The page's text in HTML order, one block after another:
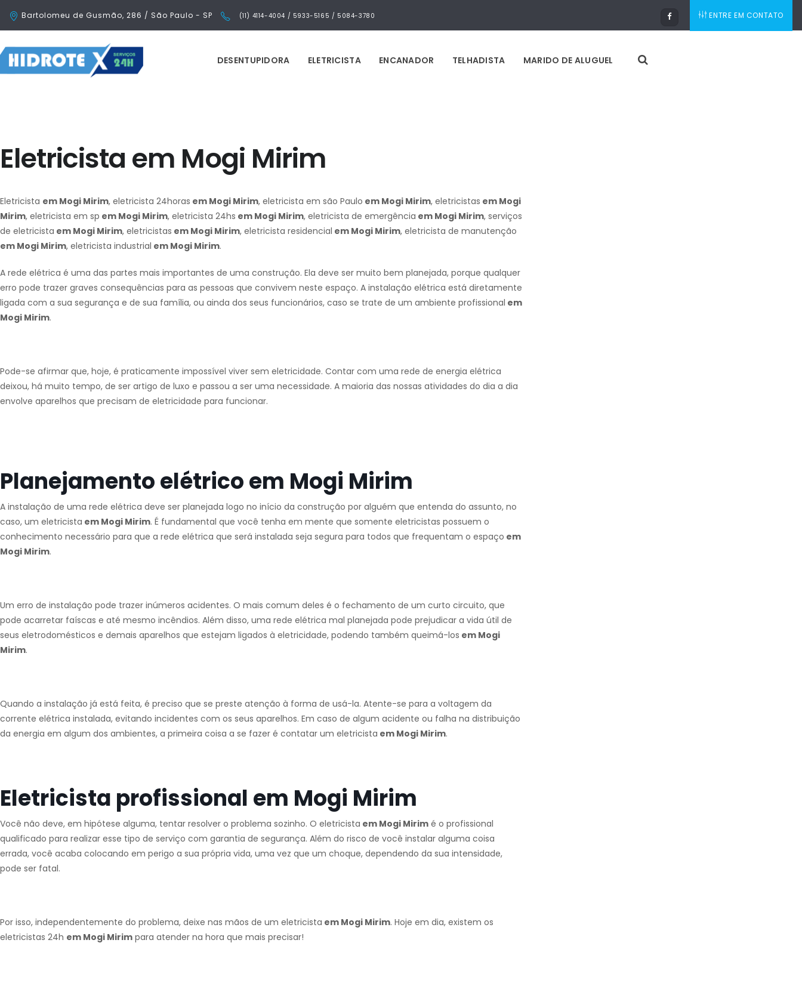
Bartolomeu de Gusmão, 286 / São Paulo - SP (11) 4114-4004 / 5933-5165 / 5084-3780 ENTRE EM CONTATO
DESENTUPIDORA ELETRICISTA ENCANADOR TELHADISTA MARIDO DE ALUGUEL
Eletricista em Mogi Mirim
Eletricista em Mogi Mirim, eletricista 24horas em Mogi Mirim, eletricista em são Paulo em Mogi Mirim, eletricistas em Mogi
Mirim, eletricista em sp em Mogi Mirim, eletricista 24hs em Mogi Mirim, eletricista de emergência em Mogi Mirim, serviços
de eletricista em Mogi Mirim, eletricistas em Mogi Mirim, eletricista residencial em Mogi Mirim, eletricista de manutenção
em Mogi Mirim, eletricista industrial em Mogi Mirim.
A rede elétrica é uma das partes mais importantes de uma construção. Ela deve ser muito bem planejada, porque qualquer
erro pode trazer graves consequências para as pessoas que convivem neste espaço. A instalação elétrica está diretamente
ligada com a sua segurança e de sua família, ou ainda dos seus funcionários, caso se trate de um ambiente profissional em
Mogi Mirim.
Pode-se afirmar que, hoje, é praticamente impossível viver sem eletricidade. Contar com uma rede de energia elétrica
deixou, há muito tempo, de ser artigo de luxo e passou a ser uma necessidade. A maioria das nossas atividades do dia a dia
envolve aparelhos que precisam de eletricidade para funcionar.
Planejamento elétrico em Mogi Mirim
A instalação de uma rede elétrica deve ser planejada logo no início da construção por alguém que entenda do assunto, no
caso, um eletricista em Mogi Mirim. É fundamental que você tenha em mente que somente eletricistas possuem o
conhecimento necessário para que a rede elétrica que será instalada seja segura para todos que frequentam o espaço em
Mogi Mirim.
Um erro de instalação pode trazer inúmeros acidentes. O mais comum deles é o fechamento de um curto circuito, que
pode acarretar faíscas e até mesmo incêndios. Além disso, uma rede elétrica mal planejada pode prejudicar a vida útil de
seus eletrodomésticos e demais aparelhos que estejam ligados à eletricidade, podendo também queimá-los em Mogi
Mirim.
Quando a instalação já está feita, é preciso que se preste atenção à forma de usá-la. Atente-se para a voltagem da
corrente elétrica instalada, evitando incidentes com os seus aparelhos. Em caso de algum acidente ou falha na distribuição
da energia em algum dos ambientes, a primeira coisa a se fazer é contatar um eletricista em Mogi Mirim.
Eletricista profissional em Mogi Mirim
Você não deve, em hipótese alguma, tentar resolver o problema sozinho. O eletricista em Mogi Mirim é o profissional
qualificado para realizar esse tipo de serviço com garantia de segurança. Além do risco de você instalar alguma coisa
errada, você acaba colocando em perigo a sua própria vida, uma vez que um choque, dependendo da sua intensidade,
pode ser fatal.
Por isso, independentemente do problema, deixe nas mãos de um eletricista em Mogi Mirim. Hoje em dia, existem os
eletricistas 24h em Mogi Mirim para atender na hora que mais precisar!